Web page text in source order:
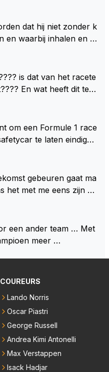
gewenste effect hebb
zal het 3 jaar zijn, hoo
Vergeet niet, hij hee
de F1 op dit moment.
dat hij niet zonder k
rijden van de
racen waarbij de ma
auto's g
Dan kan hij
klasse laten zien en he
is dat van het racete
En wat heeft dit te
geworden?? Eerlijk
het artikel niet echt.
om een Formule 1 race
te laten eindigen
tekort. Kennelijk
liter afgemeten peut...
gebeuren gaat ma
het met me eens zijn da
ergens in een vieren
team zouden zitten. D
affiche zijn v
een ander team … Met
meer …
COUREURS
Lando Norris
Oscar Piastri
George Russell
Andrea Kimi Antonelli
Max Verstappen
Isack Hadjar